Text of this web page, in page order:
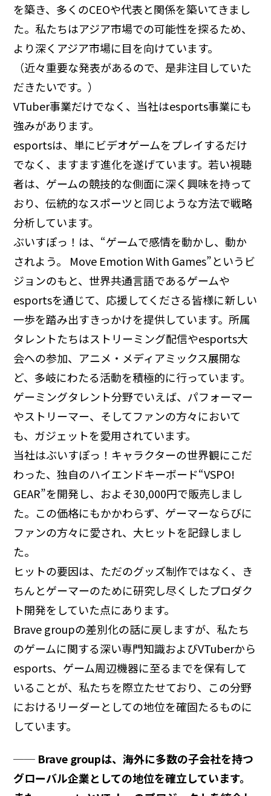
を築き、多くのCEOや代表と関係を築いてきまし
た。私たちはアジア市場での可能性を探るため、
より深くアジア市場に目を向けています。
（近々重要な発表があるので、是非注目していた
だきたいです。）
VTuber事業だけでなく、当社はesports事業にも
強みがあります。
esportsは、単にビデオゲームをプレイするだけ
でなく、ますます進化を遂げています。若い視聴
者は、ゲームの競技的な側面に深く興味を持って
おり、伝統的なスポーツと同じような方法で戦略
分析しています。
ぶいすぽっ！は、“ゲームで感情を動かし、動か
されよう。 Move Emotion With Games”というビ
ジョンのもと、世界共通言語であるゲームや
esportsを通じて、応援してくださる皆様に新しい
一歩を踏み出すきっかけを提供しています。所属
タレントたちはストリーミング配信やesports大
会への参加、アニメ・メディアミックス展開な
ど、多岐にわたる活動を積極的に行っています。
ゲーミングタレント分野でいえば、パフォーマー
やストリーマー、そしてファンの方々において
も、ガジェットを愛用されています。
当社はぶいすぽっ！キャラクターの世界観にこだ
わった、独自のハイエンドキーボード“VSPO!
GEAR”を開発し、およそ30,000円で販売しまし
た。この価格にもかかわらず、ゲーマーならびに
ファンの方々に愛され、大ヒットを記録しまし
た。
ヒットの要因は、ただのグッズ制作ではなく、き
ちんとゲーマーのために研究し尽くしたプロダク
ト開発をしていた点にあります。
Brave groupの差別化の話に戻しますが、私たち
のゲームに関する深い専門知識およびVTuberから
esports、ゲーム周辺機器に至るまでを保有して
いることが、私たちを際立たせており、この分野
におけるリーダーとしての地位を確固たるものに
しています。
── Brave groupは、海外に多数の子会社を持つ
グローバル企業としての地位を確立しています。